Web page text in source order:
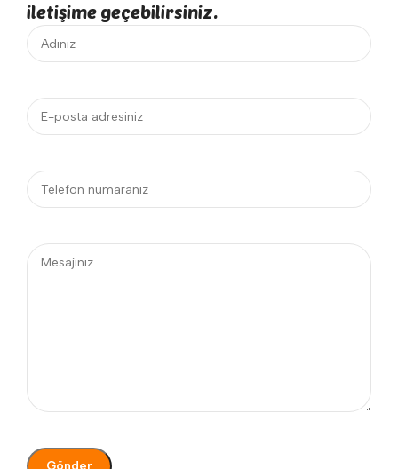
iletişime geçebilirsiniz.